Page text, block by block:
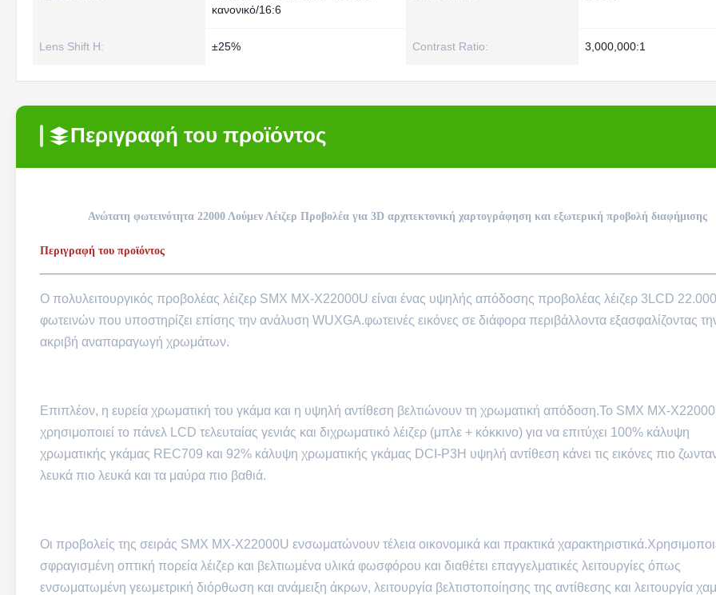
κανονικό/16:6
Lens Shift H: ±25% Contrast Ratio: 3,000,000:1
Περιγραφή του προϊόντος
Ανώτατη φωτεινότητα 22000 Λούμεν Λέιζερ Προβολέα για 3D αρχιτεκτονική χαρτογράφηση και εξωτερική προβολή διαφήμισης
Περιγραφή του προϊόντος
Ο πολυλειτουργικός προβολέας λέιζερ SMX MX-X22000U είναι ένας υψηλής απόδοσης προβολέας λέιζερ 3LCD 22.000
φωτεινών που υποστηρίζει επίσης την ανάλυση WUXGA.φωτεινές εικόνες σε διάφορα περιβάλλοντα εξασφαλίζοντας
ακριβή αναπαραγωγή χρωμάτων.
Επιπλέον, η ευρεία χρωματική του γκάμα και η υψηλή αντίθεση βελτιώνουν τη χρωματική απόδοση.Το SMX MX-
χρησιμοποιεί το πάνελ LCD τελευταίας γενιάς και διχρωματικό λέιζερ (μπλε + κόκκινο) για να επιτύχει 100% κάλυψη
χρωματικής γκάμας REC709 και 92% κάλυψη χρωματικής γκάμας DCI-P3Η υψηλή αντίθεση κάνει τις εικόνες πιο
λευκά πιο λευκά και τα μαύρα πιο βαθιά.
Οι προβολείς της σειράς SMX MX-X22000U ενσωματώνουν τέλεια οικονομικά και πρακτικά
σφραγισμένη οπτική πορεία λέιζερ και βελτιωμένα υλικά φωσφόρου και διαθέτει επαγγελματικές λειτουργίες όπως
ενσωματωμένη γεωμετρική διόρθωση και ανάμειξη άκρων, λειτουργία βελτιστοποίησης της αντίθεσης και λειτουργία